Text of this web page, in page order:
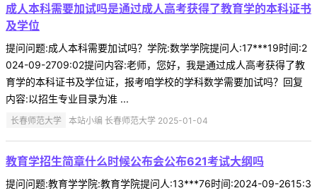
成人本科需要加试吗是通过成人高考获得了教育学的本科证书
及学位
提问问题:成人本科需要加试吗？学院:数学学院提问人:17***19时间:2
024-09-2709:02提问内容:老师，您好，我是通过成人高考获得了教
育学的本科证书及学位证，报考咱学校的学科数学需要加试吗？回复
内容:以招生专业目录为准 ...
长春师范大学 本站小编 长春师范大学 2025-01-04
教育学招生简章什么时候公布会公布621考试大纲吗
提问问题:教育学学院:教育学院提问人:13***76时间:2024-09-2615:3